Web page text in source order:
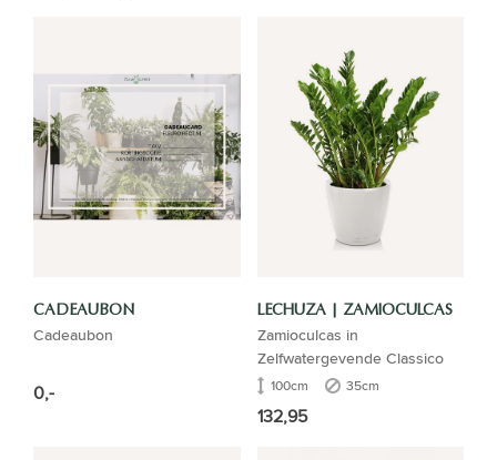
CADEAUBON
Cadeaubon
0,-
LECHUZA | ZAMIOCULCAS
Zamioculcas in
Zelfwatergevende Classico
100cm 35cm
132,95